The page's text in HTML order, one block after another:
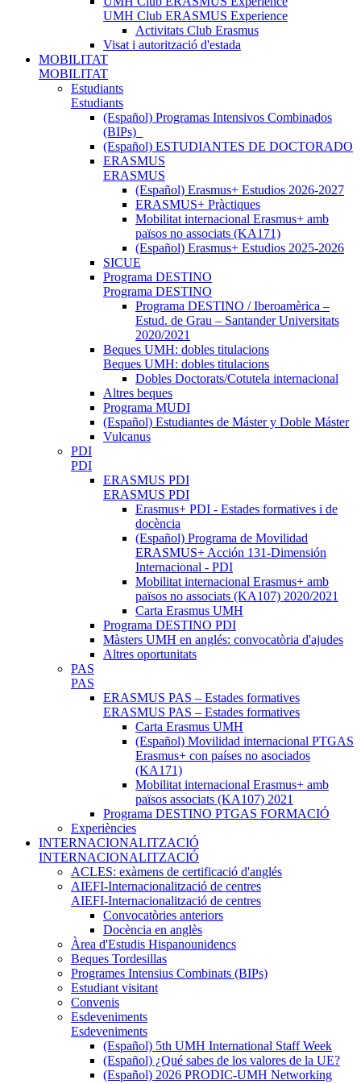
UMH Club ERASMUS Experience
Activitats Club Erasmus
Visat i autorització d'estada
MOBILITAT
MOBILITAT
Estudiants
Estudiants
(Español) Programas Intensivos Combinados
(BIPs)_
(Español) ESTUDIANTES DE DOCTORADO
ERASMUS
ERASMUS
(Español) Erasmus+ Estudios 2026-2027
ERASMUS+ Pràctiques
Mobilitat internacional Erasmus+ amb
països no associats (KA171)
(Español) Erasmus+ Estudios 2025-2026
SICUE
Programa DESTINO
Programa DESTINO
Programa DESTINO / Iberoamèrica –
Estud. de Grau – Santander Universitats
2020/2021
Beques UMH: dobles titulacions
Beques UMH: dobles titulacions
Dobles Doctorats/Cotutela internacional
Altres beques
Programa MUDI
(Español) Estudiantes de Máster y Doble Máster
Vulcanus
PDI
PDI
ERASMUS PDI
ERASMUS PDI
Erasmus+ PDI - Estades formatives i de
docència
(Español) Programa de Movilidad
ERASMUS+ Acción 131-Dimensión
Internacional - PDI
Mobilitat internacional Erasmus+ amb
països no associats (KA107) 2020/2021
Carta Erasmus UMH
Programa DESTINO PDI
Màsters UMH en anglés: convocatòria d'ajudes
Altres oportunitats
PAS
PAS
ERASMUS PAS – Estades formatives
ERASMUS PAS – Estades formatives
Carta Erasmus UMH
(Español) Movilidad internacional PTGAS
Erasmus+ con países no asociados
(KA171)
Mobilitat internacional Erasmus+ amb
països associats (KA107) 2021
Programa DESTINO PTGAS FORMACIÓ
Experiències
INTERNACIONALITZACIÓ
INTERNACIONALITZACIÓ
ACLES: exàmens de certificació d'anglés
AIEFI-Internacionalització de centres
AIEFI-Internacionalització de centres
Convocatòries anteriors
Docència en anglès
Àrea d'Estudis Hispanounidencs
Beques Tordesillas
Programes Intensius Combinats (BIPs)
Estudiant visitant
Convenis
Esdeveniments
Esdeveniments
(Español) 5th UMH International Staff Week
(Español) ¿Qué sabes de los valores de la UE?
(Español) 2026 PRODIC-UMH Networking